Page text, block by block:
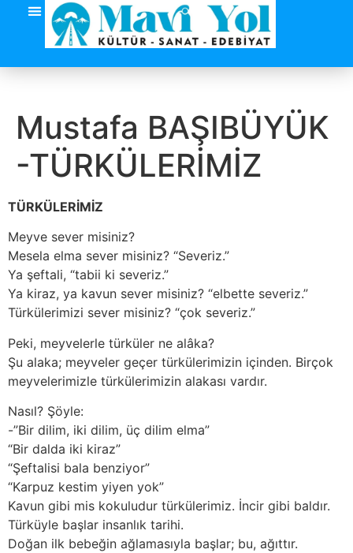
Mustafa BAŞIBÜYÜK
-TÜRKÜLERİMİZ
TÜRKÜLERİMİZ
Meyve sever misiniz?
Mesela elma sever misiniz? “Severiz.”
Ya şeftali, “tabii ki severiz.”
Ya kiraz, ya kavun sever misiniz? “elbette severiz.”
Türkülerimizi sever misiniz? “çok severiz.”
Peki, meyvelerle türküler ne alâka?
Şu alaka; meyveler geçer türkülerimizin içinden. Birçok
meyvelerimizle türkülerimizin alakası vardır.
Nasıl? Şöyle:
-”Bir dilim, iki dilim, üç dilim elma”
“Bir dalda iki kiraz”
“Şeftalisi bala benziyor”
“Karpuz kestim yiyen yok”
Kavun gibi mis kokuludur türkülerimiz. İncir gibi baldır.
Türküyle başlar insanlık tarihi.
Doğan ilk bebeğin ağlamasıyla başlar; bu, ağıttır.